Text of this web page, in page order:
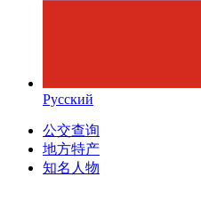
Русский
公交查询
地方特产
知名人物